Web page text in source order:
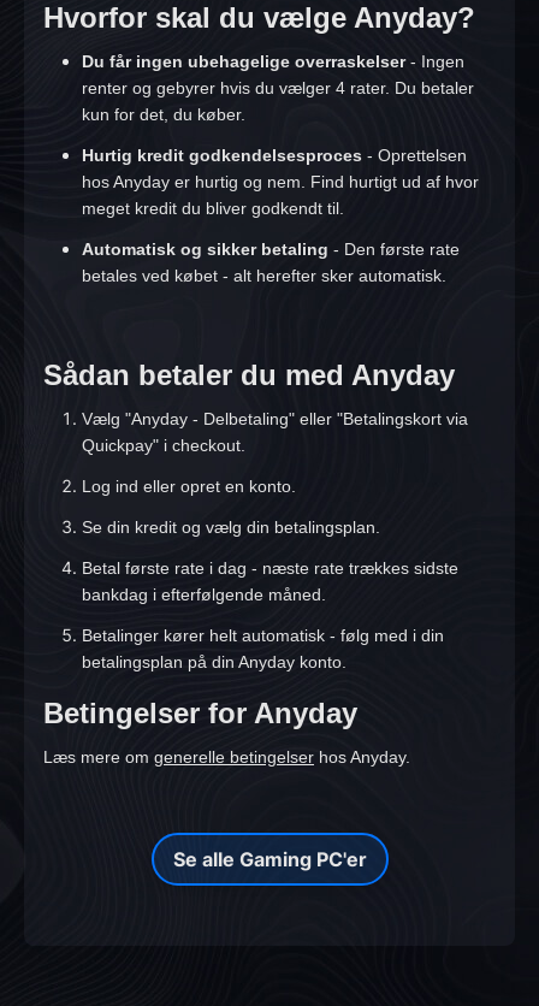
Hvorfor skal du vælge Anyday?
Du får ingen ubehagelige overraskelser- Ingen
renter og gebyrer hvis du vælger 4 rater. Du betaler
kun for det, du køber.
Hurtig kredit godkendelsesproces - Oprettelsen
hos Anyday er hurtig og nem. Find hurtigt ud af hvor
meget kredit du bliver godkendt til.
Automatisk og sikker betaling - Den første rate
betales ved købet - alt herefter sker automatisk.
Sådan betaler du med Anyday
Vælg "Anyday - Delbetaling" eller "Betalingskort via
Quickpay" i checkout.
Log ind eller opret en konto.
Se din kredit og vælg din betalingsplan.
Betal første rate i dag - næste rate trækkes sidste
bankdag i efterfølgende måned.
Betalinger kører helt automatisk - følg med i din
betalingsplan på din Anyday konto.
Betingelser for Anyday
Læs mere om generelle betingelser hos Anyday.
Se alle Gaming PC'er